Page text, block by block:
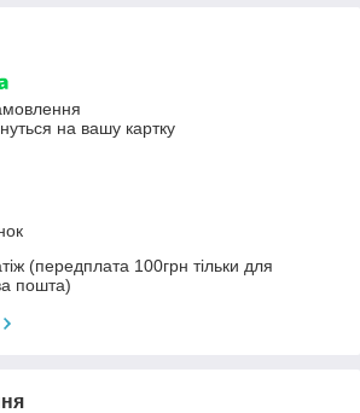
на вашу картку
(передплата 100грн тільки для
пошта)